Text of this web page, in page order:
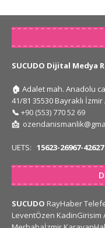
SUCUDO Dijital Medya
🏠 Adalet mah. Anadolu
41/81 35530 Bayraklı
📞 +90 (553) 770 52 69
📩
UETS: 15623-26967-42627
SUCUDO RayHaber
LeventÖzen KadinGirisim